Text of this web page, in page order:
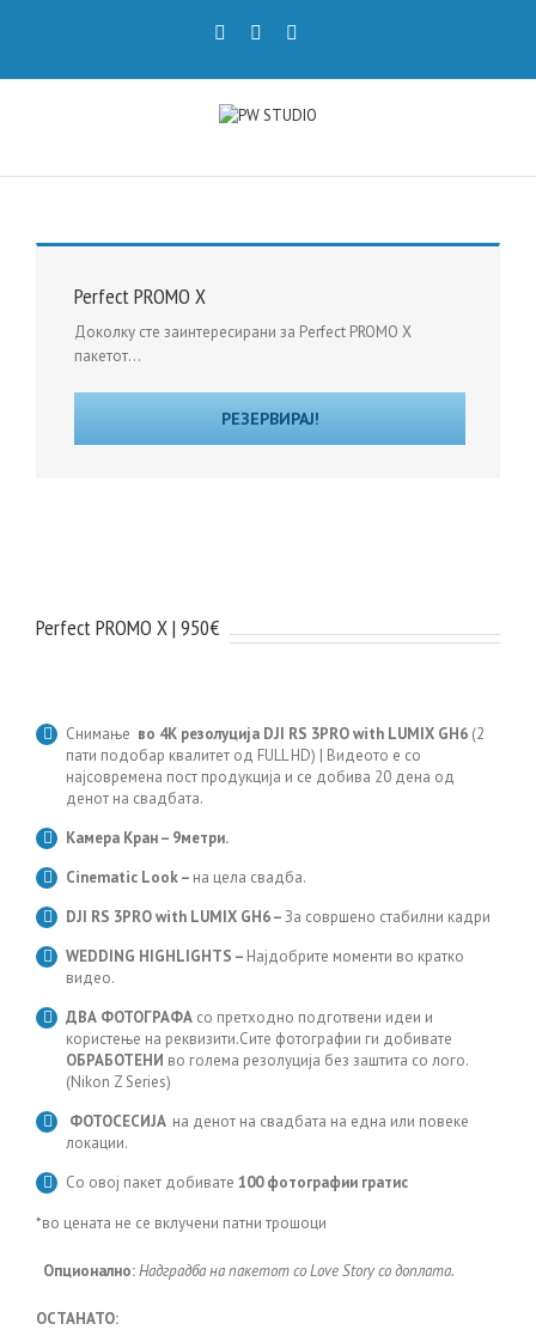
Perfect PROMO X
Доколку сте заинтересирани за Perfect PROMO X
пакетот...
РЕЗЕРВИРАЈ!
Perfect PROMO X | 950€
Снимање во 4K резолуција DJI RS 3PRO with LUMIX GH6 (2
пати подобар квалитет од FULL HD) | Видеото е со
најсовремена пост продукција и се добива 20 дена од
денот на свадбата.
Камера Кран – 9метри.
Cinematic Look – на цела свадба.
DJI RS 3PRO with LUMIX GH6–За совршено стабилни кадри
WEDDING HIGHLIGHTS – Најдобрите моменти во кратко
видео.
ДВА ФОТОГРАФА со претходно подготвени идеи и
користење на реквизити.Сите фотографии ги добивате
ОБРАБОТЕНИ во голема резолуција без заштита со лого.
(Nikon Z Series)
ФОТОСЕСИJA на денот на свадбата на една или повеке
локации.
Со овој пакет добивате 100 фотографии гратис
*во цената не се вклучени патни трошоци
Опционално:Надградба на пакетот со Love Story со доплата.
ОСТАНАТО: